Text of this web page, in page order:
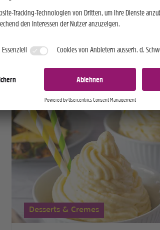
Frühling
Desserts & Cremes